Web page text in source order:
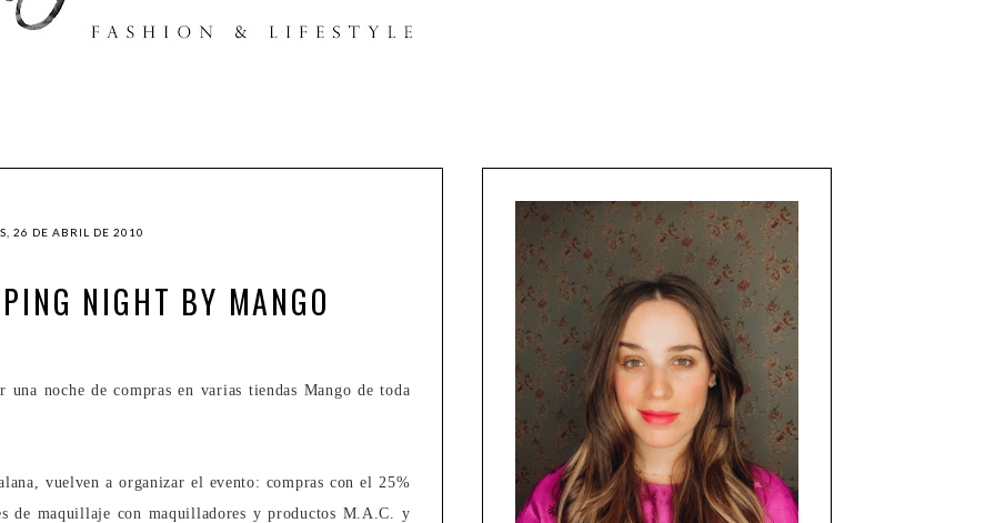
26 DE ABRIL DE 2010
NIGHT BY MANGO
noche de compras en varias tiendas Mango de toda
vuelven a organizar el evento: compras con el 25%
de maquillaje con maquilladores y productos M.A.C. y